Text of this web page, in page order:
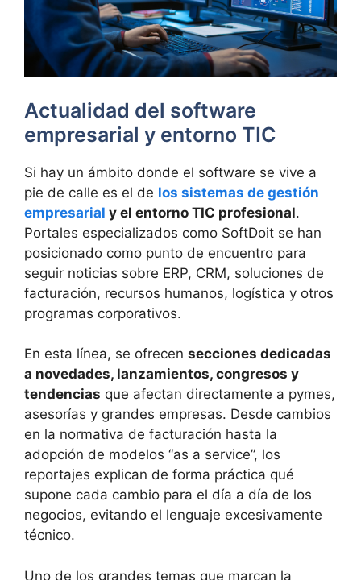
Actualidad del software
empresarial y entorno TIC
Si hay un ámbito donde el software se vive a
pie de calle es el de los sistemas de gestión
empresarial y el entorno TIC profesional.
Portales especializados como SoftDoit se han
posicionado como punto de encuentro para
seguir noticias sobre ERP, CRM, soluciones de
facturación, recursos humanos, logística y otros
programas corporativos.
En esta línea, se ofrecen secciones dedicadas
a novedades, lanzamientos, congresos y
tendencias que afectan directamente a pymes,
asesorías y grandes empresas. Desde cambios
en la normativa de facturación hasta la
adopción de modelos “as a service”, los
reportajes explican de forma práctica qué
supone cada cambio para el día a día de los
negocios, evitando el lenguaje excesivamente
técnico.
Uno de los grandes temas que marcan la